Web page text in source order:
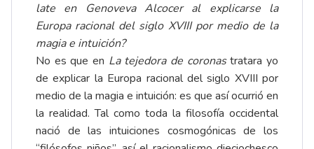
late en Genoveva Alcocer al explicarse la
Europa racional del siglo XVIII por medio de la
magia e intuición?
No es que en La tejedora de coronastratara yo
de explicar la Europa racional del siglo XVIII por
medio de la magia e intuición: es que así ocurrió en
la realidad. Tal como toda la filosofía occidental
nació de las intuiciones cosmogónicas de los